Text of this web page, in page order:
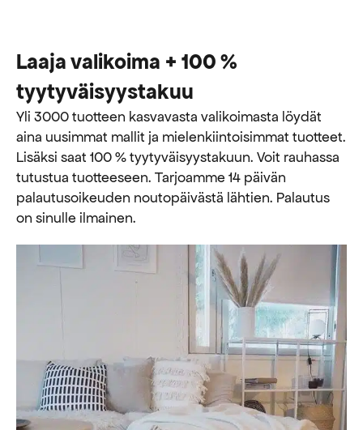
Laaja valikoima + 100 %
tyytyväisyystakuu
Yli 3000 tuotteen kasvavasta valikoimasta löydät
aina uusimmat mallit ja mielenkiintoisimmat tuotteet.
Lisäksi saat 100 % tyytyväisyystakuun. Voit rauhassa
tutustua tuotteeseen. Tarjoamme 14 päivän
palautusoikeuden noutopäivästä lähtien. Palautus
on sinulle ilmainen.